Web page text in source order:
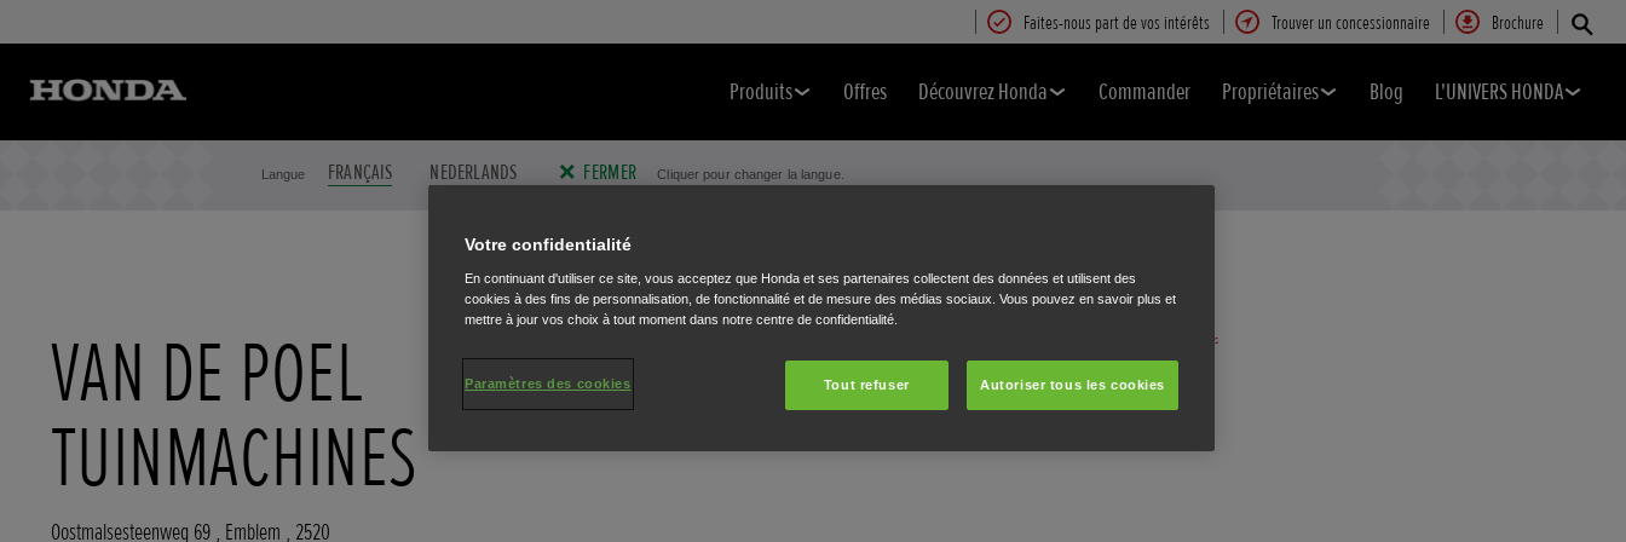
Faites-nous part de vos intérêts Trouver un concessionnaire Brochure
Produits Offres Découvrez Honda Commander Propriétaires Blog L'UNIVERS HONDA
Langue FRANÇAIS NEDERLANDS FERMER Cliquer pour changer la langue.
VAN DE POEL
TUINMACHINES
Oostmalsesteenweg 69 , Emblem , 2520
Votre confidentialité
En continuant d'utiliser ce site, vous acceptez que Honda et ses partenaires collectent des données et utilisent des
cookies à des fins de personnalisation, de fonctionnalité et de mesure des médias sociaux. Vous pouvez en savoir plus et
mettre à jour vos choix à tout moment dans notre centre de confidentialité.
Tout refuser Autoriser tous les cookies
Paramètres des cookies